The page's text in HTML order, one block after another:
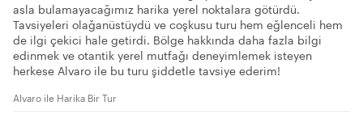
asla bulamayacağımız harika yerel noktalara götürdü.
Tavsiyeleri olağanüstüydü ve coşkusu turu hem eğlenceli hem
de ilgi çekici hale getirdi. Bölge hakkında daha fazla bilgi
edinmek ve otantik yerel mutfağı deneyimlemek isteyen
herkese Alvaro ile bu turu şiddetle tavsiye ederim!
Alvaro ile Harika Bir Tur